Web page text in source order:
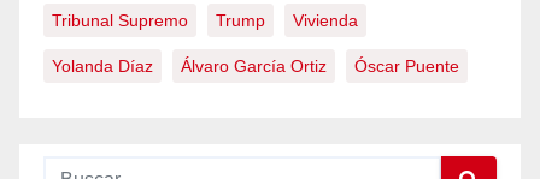
Tribunal Supremo Trump Vivienda
Yolanda Díaz Álvaro García Ortiz Óscar Puente